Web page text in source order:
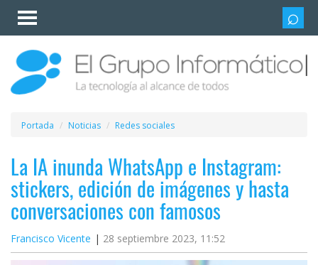
Invitado
Iniciar
sesión /
Registrarse
Esenciales
Móviles
Ofertas
Apps
Redes
Portada Noticias Redes sociales
La IA inunda WhatsApp e Instagram:
stickers, edición de imágenes y hasta
conversaciones con famosos
Francisco Vicente 28 septiembre 2023, 11:52